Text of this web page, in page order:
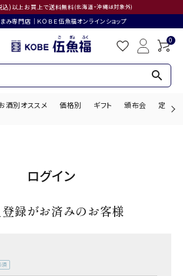
)以上お買上で送料無料(北海道・沖縄は対象外)
専門店│ＫＯＢＥ伍魚福オンラインショップ
0
search
酒別オススメ 価格別 ギフト 頒布会 定期購
ログイン
録がお済みのお客様